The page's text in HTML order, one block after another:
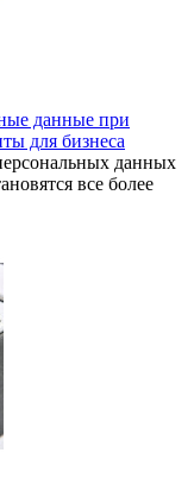
данные при
для бизнеса
данных
все более